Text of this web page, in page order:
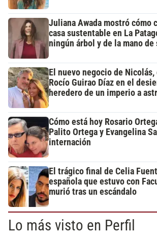
Juliana Awada mostró cómo
casa sustentable en La
ningún árbol y de la mano de
El nuevo negocio de
Rocío Guirao Díaz en el
heredero de un imperio a
Cómo está hoy Rosario
Palito Ortega y Evangelina
internación
El trágico final de Celia
española que estuvo con
murió tras un escándalo
Lo más visto en Perfil